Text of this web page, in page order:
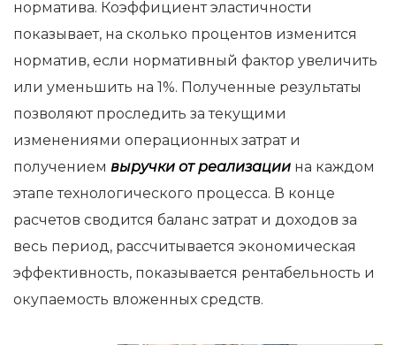
норматива. Коэффициент эластичности
показывает, на сколько процентов изменится
норматив, если нормативный фактор увеличить
или уменьшить на 1%. Полученные результаты
позволяют проследить за текущими
изменениями операционных затрат и
получением выручки от реализации на каждом
этапе технологического процесса. В конце
расчетов сводится баланс затрат и доходов за
весь период, рассчитывается экономическая
эффективность, показывается рентабельность и
окупаемость вложенных средств.